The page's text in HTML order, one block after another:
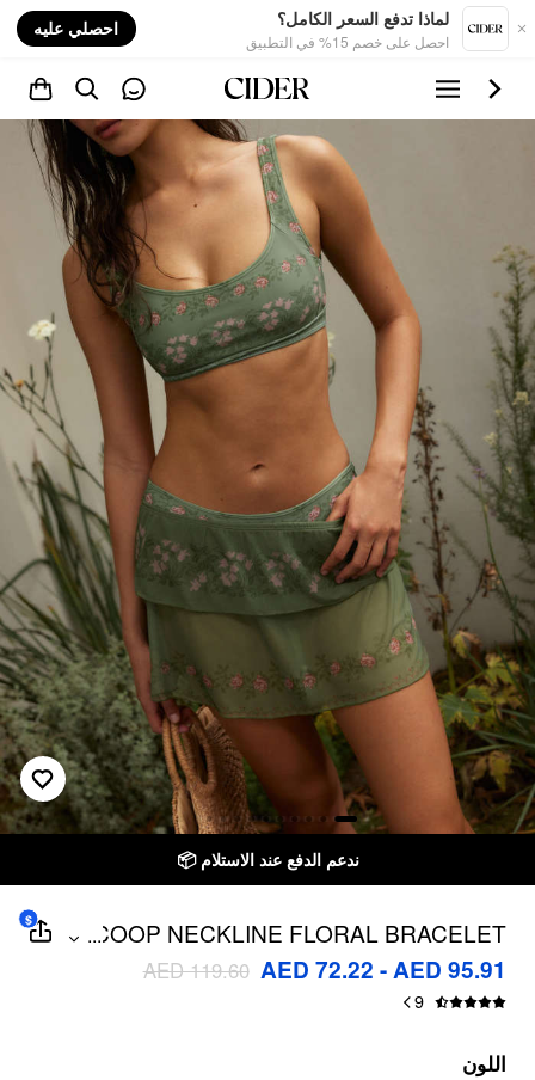
لماذا تدفع السعر الكامل؟
احصل على خصم 15% في التطبيق
احصلي عليه
SCOOP NECKLINE FLORAL BRACELET
CHEEKY BIKINI SET WITH RUFFLE
BEACH SKIRT
...
AED 72.22 - AED 95.91
AED 119.60
9
$
اللون